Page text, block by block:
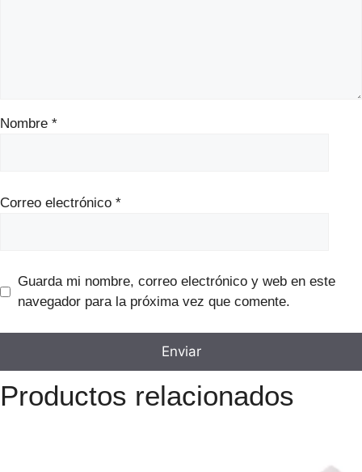
Nombre *
Correo electrónico *
Guarda mi nombre, correo electrónico y web en este
navegador para la próxima vez que comente.
Productos relacionados